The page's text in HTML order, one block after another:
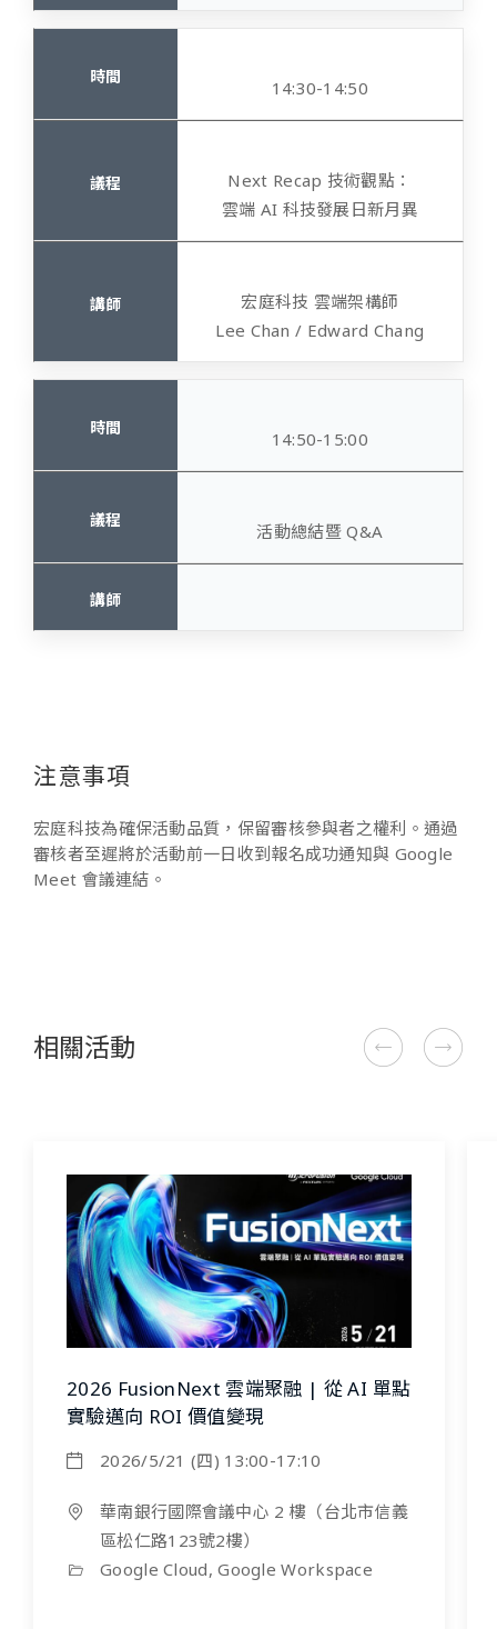
14:30-14:50
Next Recap 技術觀點：
雲端 AI 科技發展日新月異
宏庭科技 雲端架構師
Lee Chan / Edward Chang
14:50-15:00
活動總結暨 Q&A
注意事項
宏庭科技為確保活動品質，保留審核參與者之權利。通過
審核者至遲將於活動前一日收到報名成功通知與 Google
Meet 會議連結。
相關活動
2026 FusionNext 雲端聚融 | 從 AI 單點
實驗邁向 ROI 價值變現
2026/5/21 (四) 13:00-17:10
華南銀行國際會議中心 2 樓（台北市信義
區松仁路123號2樓）
Google Cloud, Google Workspace